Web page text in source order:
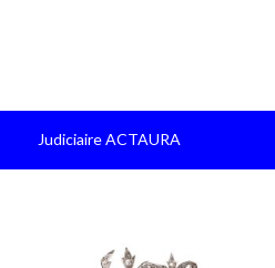
Judiciaire ACTAURA